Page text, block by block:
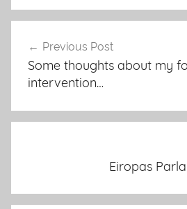
o
Ziņu
izvēlne
Previous Post
Some thoughts about my
intervention…
Eiropas